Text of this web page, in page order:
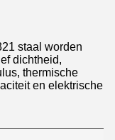
staal worden
dichtheid,
thermische
en elektrische